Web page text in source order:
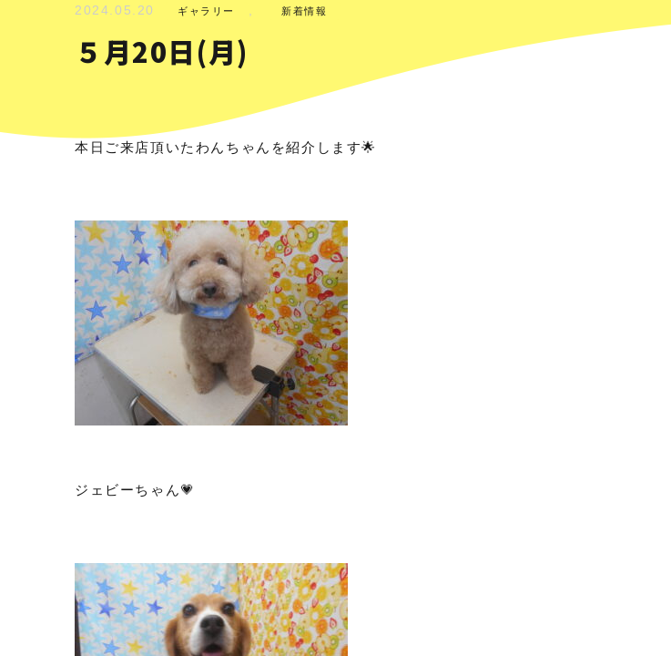
2024.05.20 ギャラリー , 新着情報
５月20日(月)
本日ご来店頂いたわんちゃんを紹介します🌟
ジェビーちゃん💗